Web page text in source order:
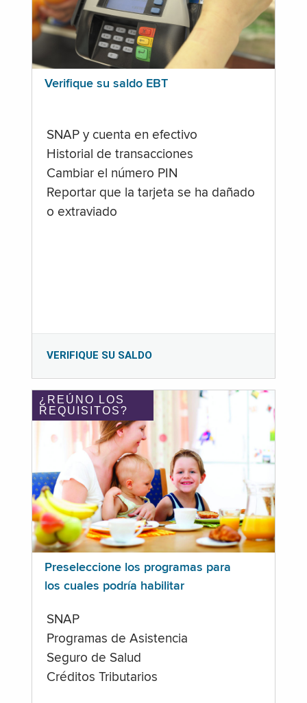
Verifique su saldo EBT
SNAP y cuenta en efectivo
Historial de transacciones
Cambiar el número PIN
Reportar que la tarjeta se ha dañado
o extraviado
VERIFIQUE SU SALDO
¿REÚNO LOS
REQUISITOS?
Preseleccione los programas para
los cuales podría habilitar
SNAP
Programas de Asistencia
Seguro de Salud
Créditos Tributarios